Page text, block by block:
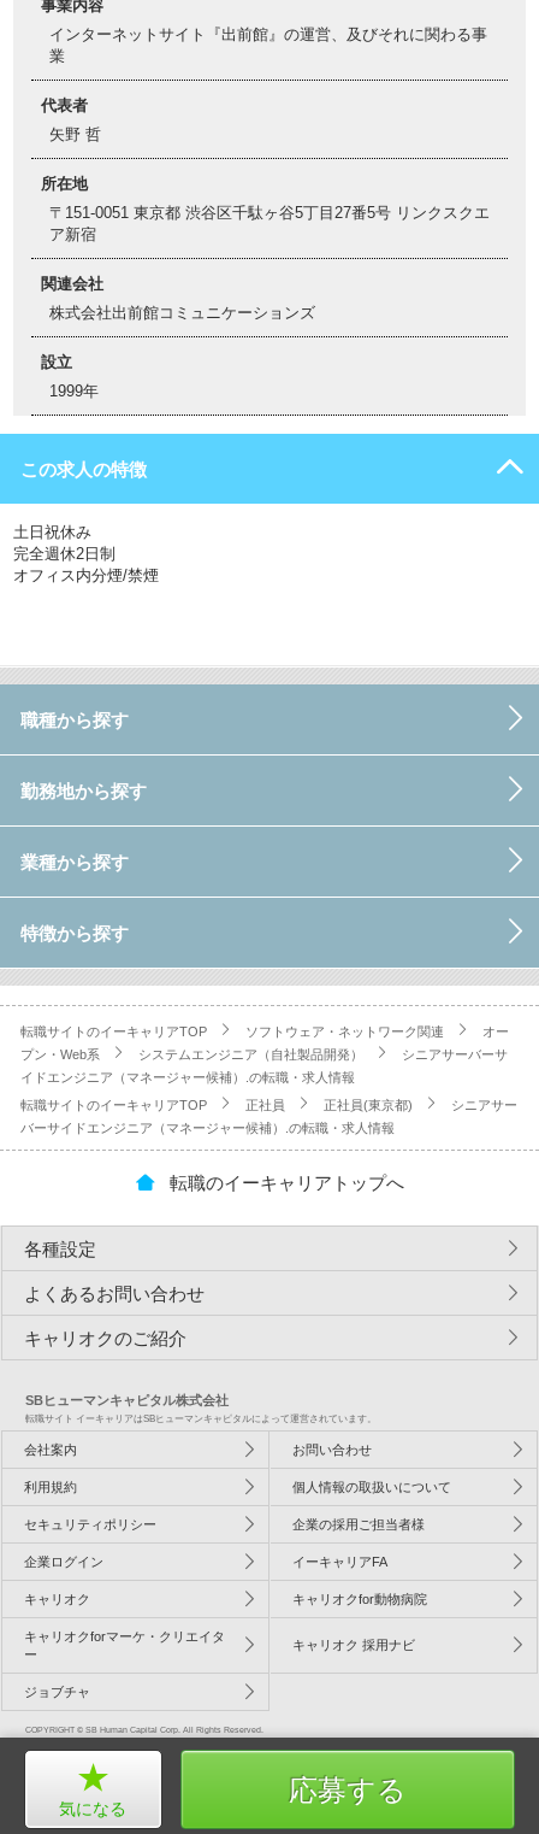
事業内容
インターネットサイト『出前館』の運営、及びそれに関わる事
業
代表者
矢野 哲
所在地
〒151-0051 東京都 渋谷区千駄ヶ谷5丁目27番5号 リンクスクエ
ア新宿
関連会社
株式会社出前館コミュニケーションズ
設立
1999年
この求人の特徴
土日祝休み
完全週休2日制
オフィス内分煙/禁煙
応募する
気になる
職種から探す
勤務地から探す
業種から探す
特徴から探す
転職サイトのイーキャリアTOP ソフトウェア・ネットワーク関連
オー
プン・Web系
システムエンジニア（自社製品開発）
シニアサーバーサ
イドエンジニア（マネージャー候補）.の転職・求人情報
転職サイトのイーキャリアTOP
正社員 正社員(東京都)
シニアサー
バーサイドエンジニア（マネージャー候補）.の転職・求人情報
転職のイーキャリアトップへ
各種設定
よくあるお問い合わせ
キャリオクのご紹介
SBヒューマンキャピタル株式会社
転職サイト イーキャリアはSBヒューマンキャピタルによって運営されています。
会社案内 お問い合わせ
利用規約 個人情報の取扱いについて
セキュリティポリシー 企業の採用ご担当者様
企業ログイン イーキャリアFA
キャリオク キャリオクfor動物病院
キャリオクforマーケ・クリエイタ
ー
キャリオク 採用ナビ
ジョブチャ
COPYRIGHT © SB Human Capital Corp. All Rights Reserved.